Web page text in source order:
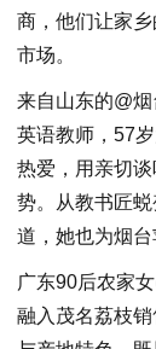
商，他们让家
市场。
来自山东的@
英语教师，57
热爱，用亲切
势。从教书匠蜕
道，她也为烟台
广东90后农家
融入茂名荔枝